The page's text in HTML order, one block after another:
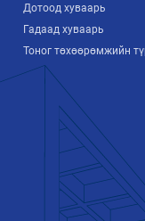
Дотоод хуваарь
Гадаад хуваарь
Тоног төхөөрөмжийн